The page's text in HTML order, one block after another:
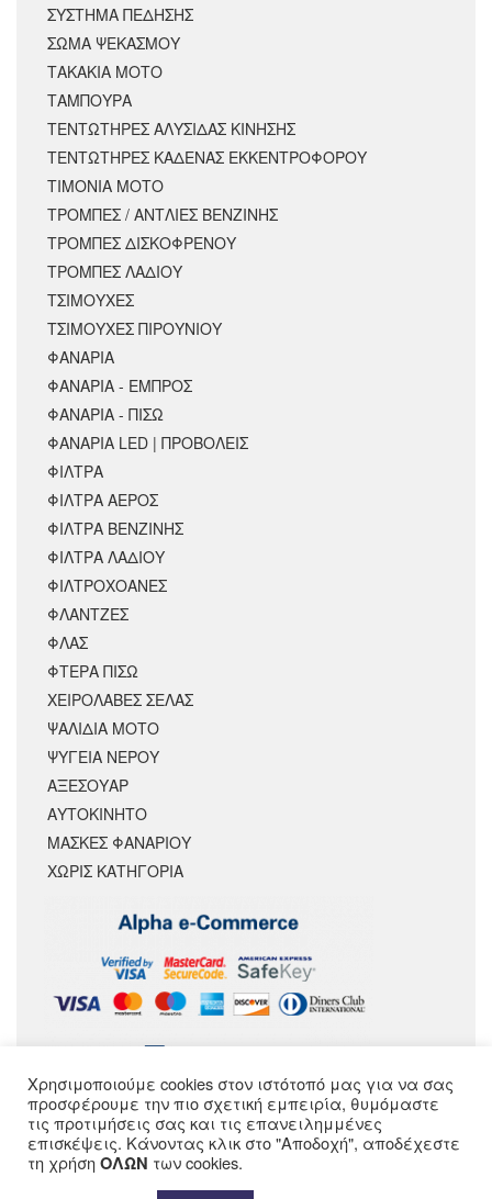
ΣΥΣΤΗΜΑ ΠΕΔΗΣΗΣ
ΣΩΜΑ ΨΕΚΑΣΜΟΥ
ΤΑΚΑΚΙΑ ΜΟΤΟ
ΤΑΜΠΟΥΡΑ
ΤΕΝΤΩΤΗΡΕΣ ΑΛΥΣΙΔΑΣ ΚΙΝΗΣΗΣ
ΤΕΝΤΩΤΗΡΕΣ ΚΑΔΕΝΑΣ ΕΚΚΕΝΤΡΟΦΟΡΟΥ
ΤΙΜΟΝΙΑ ΜΟΤΟ
ΤΡΟΜΠΕΣ / ΑΝΤΛΙΕΣ ΒΕΝΖΙΝΗΣ
ΤΡΟΜΠΕΣ ΔΙΣΚΟΦΡΕΝΟΥ
ΤΡΟΜΠΕΣ ΛΑΔΙΟΥ
ΤΣΙΜΟΥΧΕΣ
ΤΣΙΜΟΥΧΕΣ ΠΙΡΟΥΝΙΟΥ
ΦΑΝΑΡΙΑ
ΦΑΝΑΡΙΑ - ΕΜΠΡΟΣ
ΦΑΝΑΡΙΑ - ΠΙΣΩ
ΦΑΝΑΡΙΑ LED | ΠΡΟΒΟΛΕΙΣ
ΦΙΛΤΡΑ
ΦΙΛΤΡΑ ΑΕΡΟΣ
ΦΙΛΤΡΑ ΒΕΝΖΙΝΗΣ
ΦΙΛΤΡΑ ΛΑΔΙΟΥ
ΦΙΛΤΡΟΧΟΑΝΕΣ
ΦΛΑΝΤΖΕΣ
ΦΛΑΣ
ΦΤΕΡΑ ΠΙΣΩ
ΧΕΙΡΟΛΑΒΕΣ ΣΕΛΑΣ
ΨΑΛΙΔΙΑ ΜΟΤΟ
ΨΥΓΕΙΑ ΝΕΡΟΥ
ΑΞΕΣΟΥΆΡ
ΑΥΤΟΚΙΝΗΤΟ
ΜΑΣΚΕΣ ΦΑΝΑΡΙΟΥ
ΧΩΡΊΣ ΚΑΤΗΓΟΡΊΑ
ΑΚΟΛΟΥΘΗΣΕ ΜΑΣ
Χρησιμοποιούμε cookies στον ιστότοπό μας για να σας
προσφέρουμε την πιο σχετική εμπειρία, θυμόμαστε
τις προτιμήσεις σας και τις επανειλημμένες
επισκέψεις. Κάνοντας κλικ στο "Αποδοχή", αποδέχεστε
τη χρήσηΟΛΩΝ των cookies.